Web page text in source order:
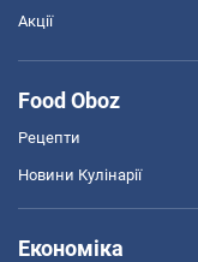
Акції
Food Oboz
Рецепти
Новини Кулінарії
Економіка